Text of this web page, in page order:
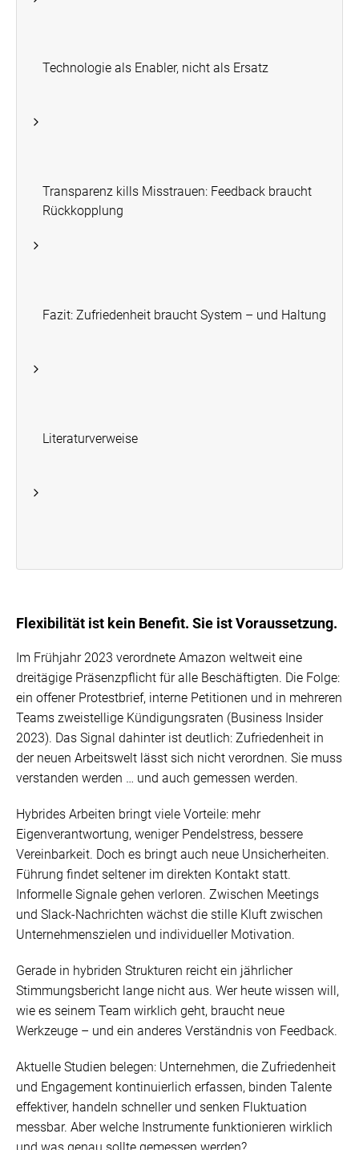
Technologie als Enabler, nicht als Ersatz
Transparenz kills Misstrauen: Feedback braucht
Rückkopplung
Fazit: Zufriedenheit braucht System – und Haltung
Literaturverweise
Flexibilität ist kein Benefit. Sie ist Voraussetzung.
Im Frühjahr 2023 verordnete Amazon weltweit eine
dreitägige Präsenzpflicht für alle Beschäftigten. Die Folge:
ein offener Protestbrief, interne Petitionen und in mehreren
Teams zweistellige Kündigungsraten (Business Insider
2023). Das Signal dahinter ist deutlich: Zufriedenheit in
der neuen Arbeitswelt lässt sich nicht verordnen. Sie muss
verstanden werden … und auch gemessen werden.
Hybrides Arbeiten bringt viele Vorteile: mehr
Eigenverantwortung, weniger Pendelstress, bessere
Vereinbarkeit. Doch es bringt auch neue Unsicherheiten.
Führung findet seltener im direkten Kontakt statt.
Informelle Signale gehen verloren. Zwischen Meetings
und Slack-Nachrichten wächst die stille Kluft zwischen
Unternehmenszielen und individueller Motivation.
Gerade in hybriden Strukturen reicht ein jährlicher
Stimmungsbericht lange nicht aus. Wer heute wissen will,
wie es seinem Team wirklich geht, braucht neue
Werkzeuge – und ein anderes Verständnis von Feedback.
Aktuelle Studien belegen: Unternehmen, die Zufriedenheit
und Engagement kontinuierlich erfassen, binden Talente
effektiver, handeln schneller und senken Fluktuation
messbar. Aber welche Instrumente funktionieren wirklich